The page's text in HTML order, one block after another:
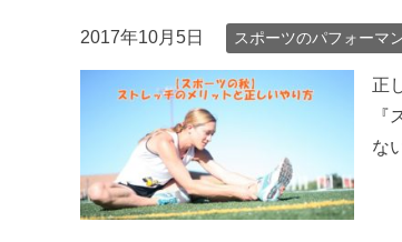
2017年10月5日 スポーツのパフォーマ
正
な